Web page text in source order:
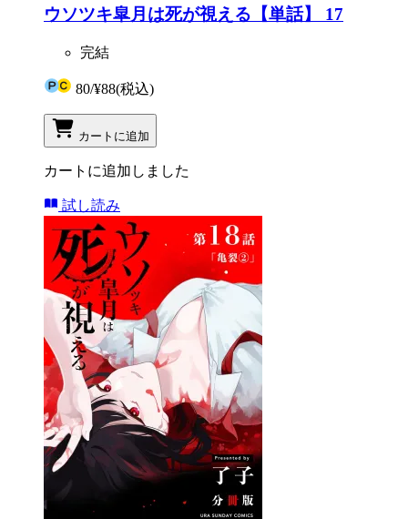
ウソツキ皐月は死が視える【単話】 17
完結
80/¥88(税込)
カートに追加
カートに追加しました
試し読み